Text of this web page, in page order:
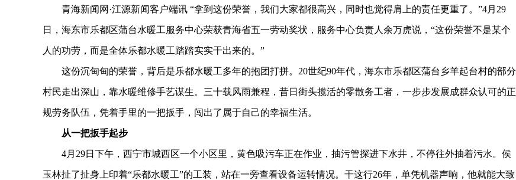
青海新闻网·江源新闻客户端讯 “拿到这份荣誉，我们大家都很高兴，同时也觉得肩上的责任更重了。”4月29
日，海东市乐都区蒲台水暖工服务中心荣获青海省五一劳动奖状，服务中心负责人余万虎说，“这份荣誉不是某个
人的功劳，而是全体乐都水暖工踏踏实实干出来的。”
这份沉甸甸的荣誉，背后是乐都水暖工多年的抱团打拼。20世纪90年代，海东市乐都区蒲台乡羊起台村的部分
村民走出深山，靠水暖维修手艺谋生。三十载风雨兼程，昔日街头揽活的零散务工者，一步步发展成群众认可的正
规劳务队伍，凭着手里的一把扳手，闯出了属于自己的幸福生活。
从一把扳手起步
4月29日下午，西宁市城西区一个小区里，黄色吸污车正在作业，抽污管探进下水井，不停往外抽着污水。侯
玉林扯了扯身上印着“乐都水暖工”的工装，站在一旁查看设备运转情况。干这行26年，单凭机器声响，他就能大致